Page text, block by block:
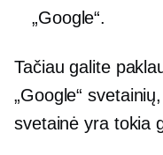
„Google“.
Tačiau galite
„Google“
svetainė yra tokia